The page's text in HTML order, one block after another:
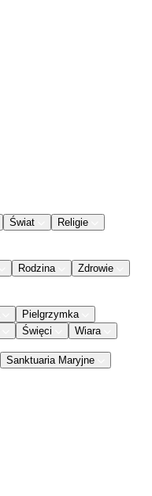
Świat
Religie
Rodzina
Zdrowie
Pielgrzymka
Święci Wiara
Sanktuaria Maryjne